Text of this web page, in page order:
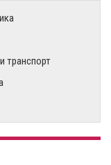
транспорт